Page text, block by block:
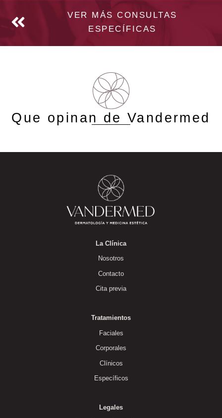
VER MÁS CONSULTAS
ESPECÍFICAS
Que opinan de Vandermed
La Clínica
Nosotros
Contacto
Cita previa
Tratamientos
Faciales
Corporales
Clínicos
Específicos
Legales